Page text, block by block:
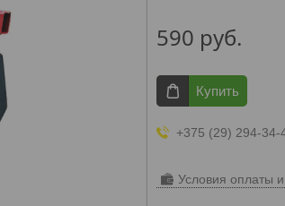
590 руб.
Купить
+375 (29) 294-34-
Условия оплаты и